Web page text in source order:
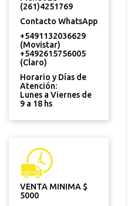
(261)4251769
Contacto WhatsApp
+5491132036629
(Movistar)
+5492615756005
(Claro)
Horario y Días de
Atención:
Lunes a Viernes de
9 a 18 hs
VENTA MINIMA $
5000